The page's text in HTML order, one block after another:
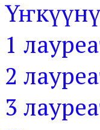
1
2
3